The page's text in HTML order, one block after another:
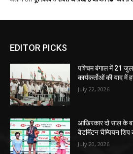
EDITOR PICKS
पश्चिम बंगाल में 21
कार्यकर्तोओं की याद में
July 22, 2026
आखिरकार दो साल के
बैडमिंटन चैम्पियन शिप
July 20, 2026